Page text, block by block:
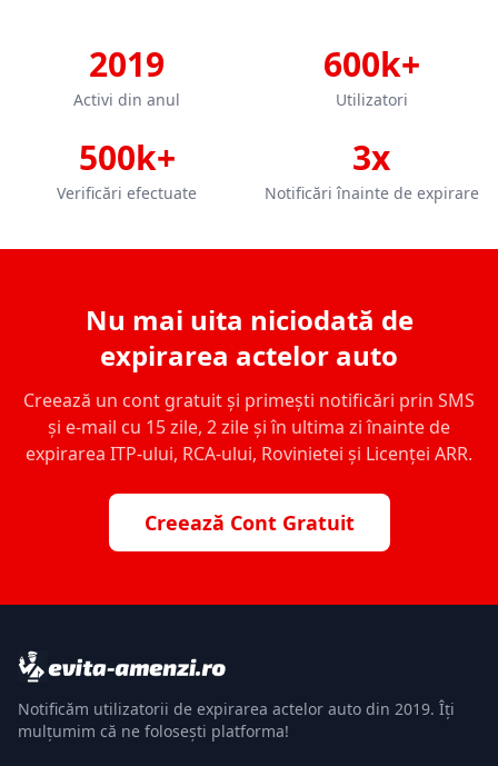
2019
Activi din anul
600k+
Utilizatori
500k+
Verificări efectuate
3x
Notificări înainte de expirare
Nu mai uita niciodată de
expirarea actelor auto
Creează un cont gratuit și primești notificări prin SMS
și e-mail cu 15 zile, 2 zile și în ultima zi înainte de
expirarea ITP-ului, RCA-ului, Rovinietei și Licenței ARR.
Creează Cont Gratuit
Notificăm utilizatorii de expirarea actelor auto din 2019. Îți
mulțumim că ne folosești platforma!